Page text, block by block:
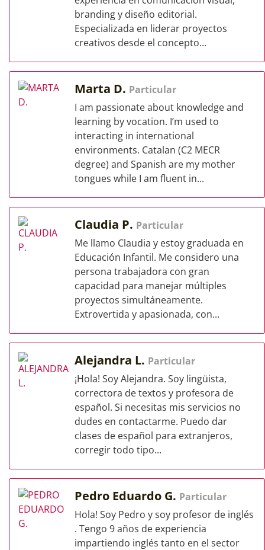
branding y diseño editorial.
Especializada en liderar proyectos
creativos desde el concepto...
Marta D. Particular
I am passionate about knowledge and
learning by vocation. I’m used to
interacting in international
environments. Catalan (C2 MECR
degree) and Spanish are my mother
tongues while I am fluent in...
Claudia P. Particular
Me llamo Claudia y estoy graduada en
Educación Infantil. Me considero una
persona trabajadora con gran
capacidad para manejar múltiples
proyectos simultáneamente.
Extrovertida y apasionada, con...
Alejandra L. Particular
¡Hola! Soy Alejandra. Soy lingüista,
correctora de textos y profesora de
español. Si necesitas mis servicios no
dudes en contactarme. Puedo dar
clases de español para extranjeros,
corregir todo tipo...
Pedro Eduardo G. Particular
Hola! Soy Pedro y soy profesor de inglés
. Tengo 9 años de experiencia
impartiendo inglés tanto en el sector